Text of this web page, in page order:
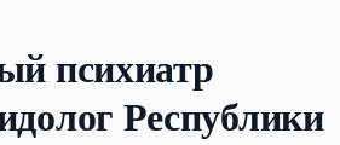
психиатр
Республики